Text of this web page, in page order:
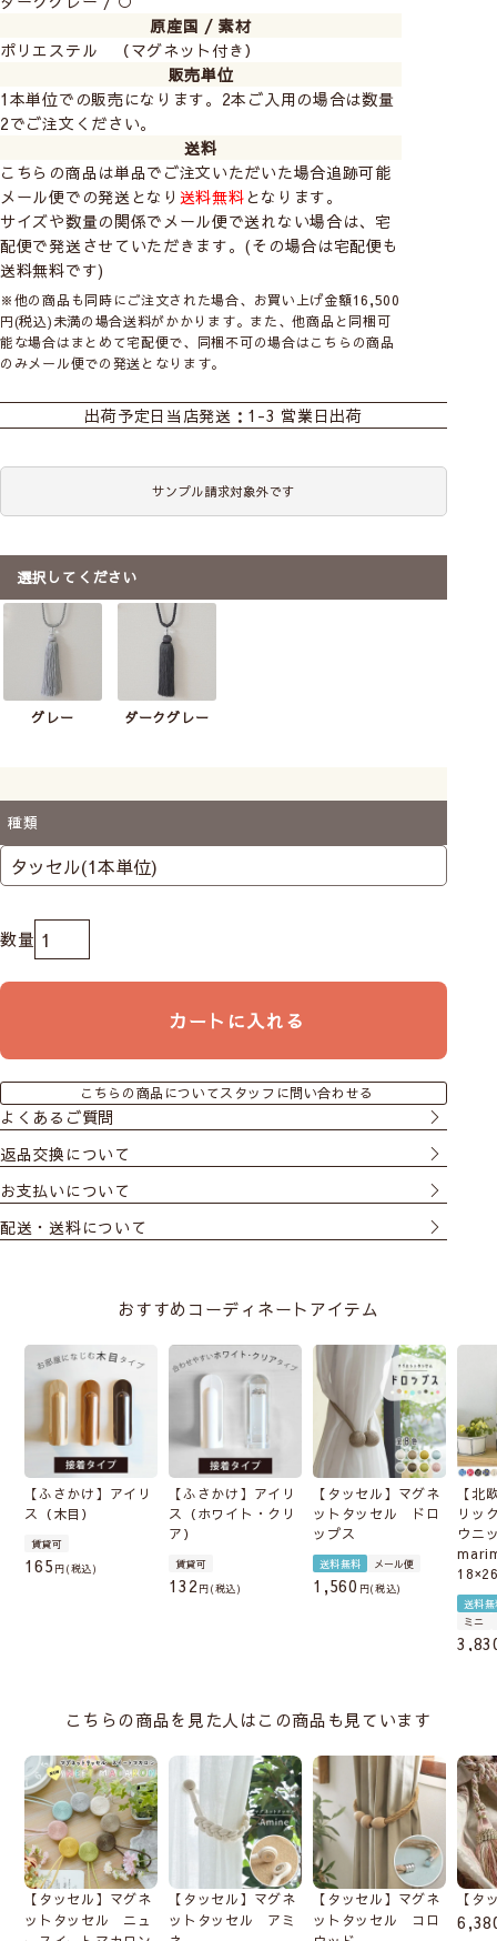
たアクセントのラグジュアリータッセル。
マグネットタイプなのでアレンジ自在、賃貸でも安心で
す。
上品な艶のグレーと深みのあるダークグレーの2色から
お選びいただけます。光を受けてしなやかに輝き、エレ
▲組み合わせのカーテンは ：クシュット（グレー）で
す
原産国 / 素材
ポリエステル （マグネット付き）
販売単位
1本単位での販売になります。2本ご入用の場合は数量
2でご注文ください。
送料
こちらの商品は単品でご注文いただいた場合追跡可能
メール便での発送となり 送料無料となります。
サイズや数量の関係でメール便で送れない場合は、宅
配便で発送させていただきます。(その場合は宅配便も
送料無料です)
※他の商品も同時にご注文された場合、お買い上げ金額16,500
円(税込)未満の場合送料がかかります。また、他商品と同梱可
能な場合はまとめて宅配便で、同梱不可の場合はこちらの商品
のみメール便での発送となります。
出荷予定日 当店発送：1-3 営業日出荷
サンプル請求対象外です
選択してください
グレー ダークグレー
種類
カートに入れる
こちらの商品についてスタッフに問い合わせる
よくあるご質問
返品交換について
お支払いについて
配送・送料について
おすすめコーディネートアイテム
【ふさかけ】アイリ
ス（木目）
賃貸可
165 税込
【ふさかけ】アイリ
ス（ホワイト・クリ
ア）
賃貸可
132 税込
【タッセル】マグネ
ットタッセル ドロ
ップス
送料無料 メール便
1,560 税込
【北
リッ
ウニ
送料無
ミニ
こちらの商品を見た人はこの商品も見ています
【タッセル】マグネ
ットタッセル ニュ
【タッセル】マグネ
ットタッセル アミ
【タッセル】マグネ
ットタッセル コロ
【タ